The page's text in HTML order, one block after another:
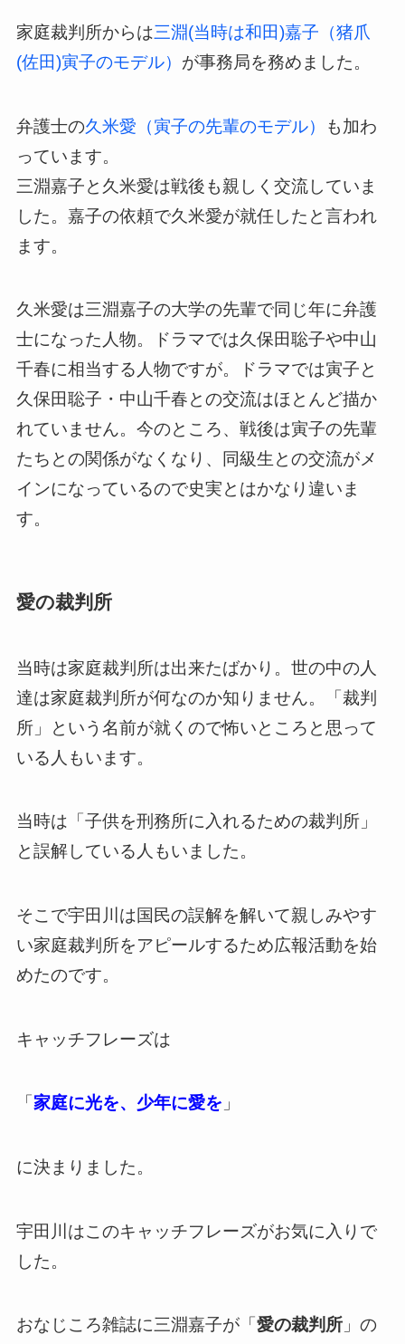
家庭裁判所からは三淵(当時は和田)嘉子（猪爪
(佐田)寅子のモデル） が事務局を務めました。
弁護士の久米愛（寅子の先輩のモデル）
も加わ
っています。
三淵嘉子と久米愛は戦後も親しく交流していま
した。嘉子の依頼で久米愛が就任したと言われ
ます。
久米愛は三淵嘉子の大学の先輩で同じ年に弁護
士になった人物。ドラマでは久保田聡子や中山
千春に相当する人物ですが。ドラマでは寅子と
久保田聡子・中山千春との交流はほとんど描か
れていません。今のところ、戦後は寅子の先輩
たちとの関係がなくなり、同級生との交流がメ
インになっているので史実とはかなり違いま
す。
愛の裁判所
当時は家庭裁判所は出来たばかり。世の中の人
達は家庭裁判所が何なのか知りません。「裁判
所」という名前が就くので怖いところと思って
いる人もいます。
当時は「子供を刑務所に入れるための裁判所」
と誤解している人もいました。
そこで宇田川は国民の誤解を解いて親しみやす
い家庭裁判所をアピールするため広報活動を始
めたのです。
キャッチフレーズは
「 家庭に光を、少年に愛を 」
に決まりました。
宇田川はこのキャッチフレーズがお気に入りで
した。
おなじころ雑誌に三淵嘉子が「 愛の裁判所」の